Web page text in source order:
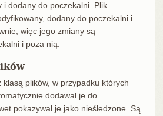
i dodany do poczekalni. Plik
dodany do poczekalni i
więc jego zmiany są
i poza nią.
plików, w przypadku których
dodawał je do
pokazywał je jako nieśledzone. Są